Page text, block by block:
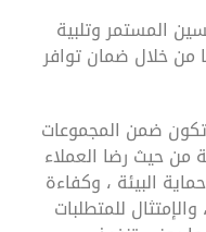
المستمر وتلبية
من خلال ضمان توافر
تكون ضمن المجموعات
من حيث رضا العملاء
البيئة ، وكفاءة
للمتطلبات